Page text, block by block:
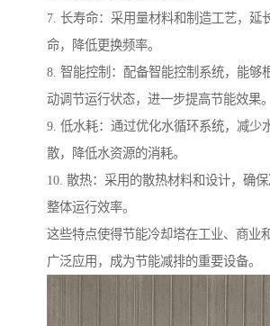
7. 长寿命：采用量材料和制造工艺，延
命，降低更换频率。
8. 智能控制：配备智能控制系统，能够
动调节运行状态，进一步提高节能效果。
9. 低水耗：通过优化水循环系统，减少
散，降低水资源的消耗。
10. 散热：采用的散热材料和设计，确
整体运行效率。
这些特点使得节能冷却塔在工业、商业
广泛应用，成为节能减排的重要设备。